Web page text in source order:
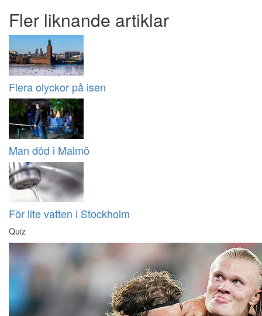
Fler liknande artiklar
Flera olyckor på isen
Man död i Malmö
För lite vatten i Stockholm
Quiz